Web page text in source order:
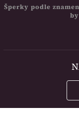
Šperky podle